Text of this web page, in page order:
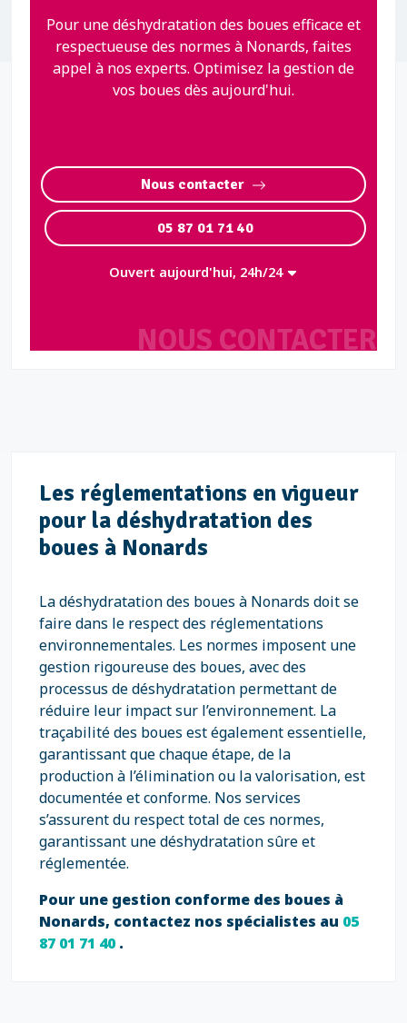
NOUS CONTACTER
Pour une déshydratation des boues efficace et
respectueuse des normes à Nonards, faites
appel à nos experts. Optimisez la gestion de
vos boues dès aujourd'hui.
Nous contacter
05 87 01 71 40
Ouvert aujourd'hui, 24h/24
Les réglementations en vigueur
pour la déshydratation des
boues à Nonards
La déshydratation des boues à Nonards doit se
faire dans le respect des réglementations
environnementales. Les normes imposent une
gestion rigoureuse des boues, avec des
processus de déshydratation permettant de
réduire leur impact sur l’environnement. La
traçabilité des boues est également essentielle,
garantissant que chaque étape, de la
production à l’élimination ou la valorisation, est
documentée et conforme. Nos services
s’assurent du respect total de ces normes,
garantissant une déshydratation sûre et
réglementée.
Pour une gestion conforme des boues à
Nonards, contactez nos spécialistes au 05
87 01 71 40.